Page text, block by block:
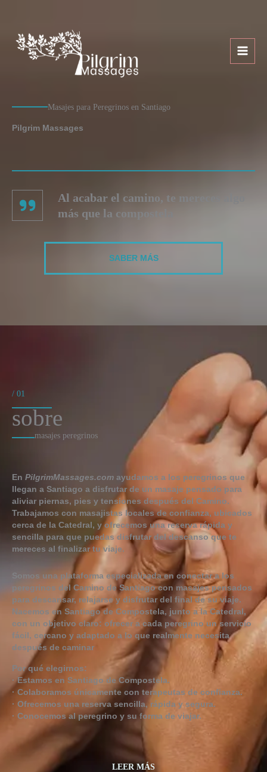
Masajes para Peregrinos en Santiago
Pilgrim Massages
Al acabar el camino, te mereces algo
más que la compostela
SABER MÁS
/ 01​
sobre​
masajes peregrinos
En PilgrimMassages.com ayudamos a los peregrinos que
llegan a Santiago a disfrutar de un masaje pensado para
aliviar piernas, pies y tensiones después del Camino.
Trabajamos con masajistas locales de confianza, ubicados
cerca de la Catedral, y ofrecemos una reserva rápida y
sencilla para que puedas disfrutar del descanso que te
mereces al finalizar tu viaje.
Somos una plataforma especializada en conectar a los
peregrinos del Camino de Santiago con masajes pensados
para descansar, relajarse y disfrutar del final de su viaje.
Nacemos en Santiago de Compostela, junto a la Catedral,
con un objetivo claro: ofrecer a cada peregrino un servicio
fácil, cercano y adaptado a lo que realmente necesita
después de caminar
Por qué elegirnos:
· Estamos en Santiago de Compostela.
· Colaboramos únicamente con terapeutas de confianza.
· Ofrecemos una reserva sencilla, rápida y segura.
· Conocemos al peregrino y su forma de viajar.
LEER MÁS